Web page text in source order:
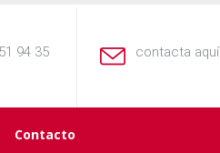
94 35 contacta aquí
Contacto